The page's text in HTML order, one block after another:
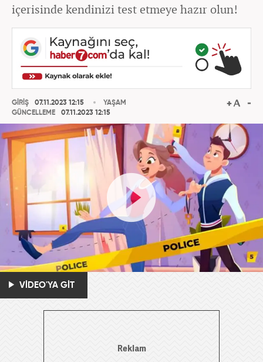
içerisinde kendinizi test etmeye hazır olun!
GİRİŞ
07.11.2023 12:15
GÜNCELLEME
07.11.2023 12:15
YAŞAM
VİDEO'YA GİT